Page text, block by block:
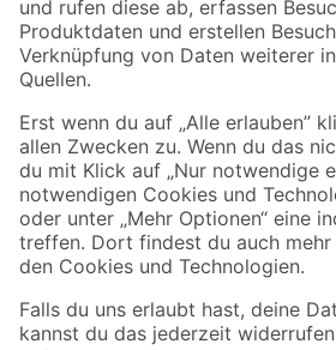
Sicher einkaufen
Jetzt die toom-App herunterladen
Alle Preisangaben in EUR inkl. gesetzl. MwSt.. Die